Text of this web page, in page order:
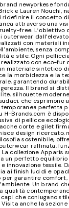
brand newyorkese
e Lauren Nouchi,
ridefinire il concetto
attraverso una
free. L’obiettivo
outerwear
con materiali
senza
e stile. Ogni
con eco-fur
materiale sintetico
la morbidezza e la
garantendo
Il brand si
silhouette
che esprimono
perfetta
H-Brands.com è
di pellicce
corte e gilet
design ricercato,
sostenibile,
raffinata,
La collezione Apparis
un perfetto equilibrio
innovazione tessile.
ai finish lucidi e
garantire comfort,
Un brand
qualità
che coniugano
anche la sezione